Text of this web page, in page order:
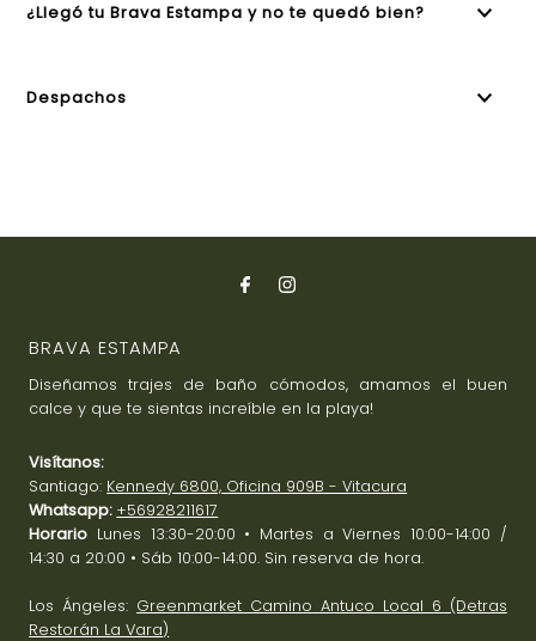
¿Llegó tu Brava Estampa y no te quedó bien?
Despachos
BRAVA ESTAMPA
Diseñamos trajes de baño cómodos, amamos el buen
calce y que te sientas increíble en la playa!
Visítanos:
Santiago: Kennedy 6800, Oficina 909B - Vitacura
Whatsapp: +56928211617
Horario Lunes 13:30-20:00 • Martes a Viernes 10:00-14:00 /
14:30 a 20:00 • Sáb 10:00-14:00. Sin reserva de hora.
Los Ángeles: Greenmarket Camino Antuco Local 6 (Detras
Restorán La Vara)